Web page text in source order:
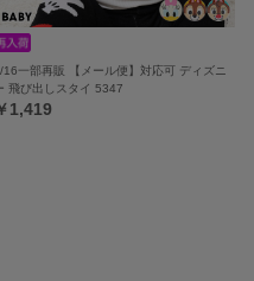
16一部再販 【メール便】対応可 ディズニ
飛び出しスタイ 5347
1,419